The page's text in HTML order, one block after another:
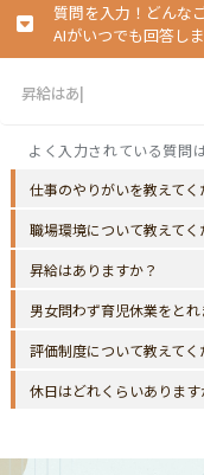
質問を入力！どんな
AIがいつでも回答し
仕事のやりがいを教えてく
職場環境について教えてく
昇給はありますか？
男女問わず育児休業をとれ
評価制度について教えてく
休日はどれくらいあります